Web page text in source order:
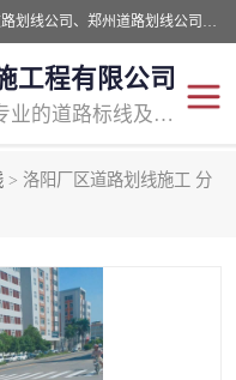
周口中为交通设施工程有限公司是一家洛阳道路划线公司、郑州道路划线公司、平顶山道路车位划线公司、开封车位划线公司、许昌道路车位划线公司、漯河道路车位划线公司，公司始终坚持“诚信、匠心、专注”的宗旨；我们的经营理念是：的服务。
工程有限公司
专注道路标线施工，专业的道路标线及交通设施施工服务商!
> 洛阳厂区道路划线施工 分
路标线
路划线